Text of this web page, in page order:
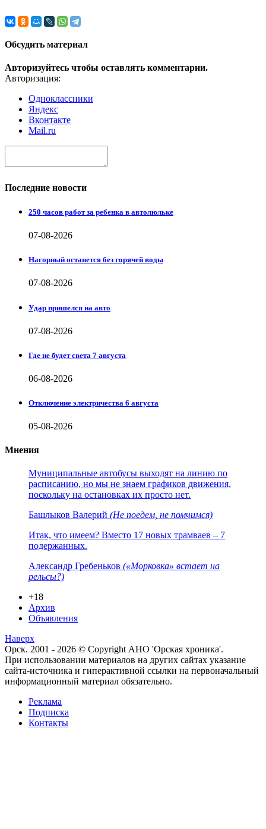
Обсудить материал
Авторизуйтесь чтобы оставлять комментарии.
Авторизация:
Одноклассники
Яндекс
Вконтакте
Mail.ru
Последние новости
250 часов работ за ребенка в автолюльке
07-08-2026
Нагорный останется без горячей воды
07-08-2026
Удар пришелся на авто
07-08-2026
Где не будет света 7 августа
06-08-2026
Отключение электричества 6 августа
05-08-2026
Мнения
Муниципальные автобусы выходят на линию по
расписанию, но мы не знаем графиков движения,
поскольку на остановках их просто нет.
Башлыков Валерий (Не поедем, не помчимся)
Итак, что имеем? Вместо 17 новых трамваев – 7
подержанных.
Александр Гребеньков («Морковка» встает на
рельсы?)
+18
Архив
Объявления
Наверх
Орск. 2001 - 2026 © Copyright АНО 'Орская хроника'.
При использовании материалов на других сайтах указание
сайта-источника и гиперактивной ссылки на первоначальный
информационный материал обязательно.
Реклама
Подписка
Контакты